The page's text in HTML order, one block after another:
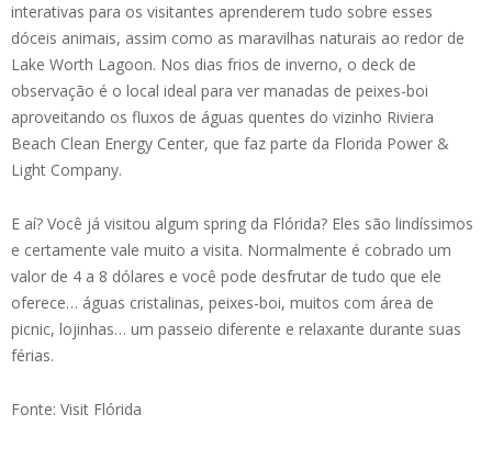
interativas para os visitantes aprenderem tudo sobre esses
dóceis animais, assim como as maravilhas naturais ao redor de
Lake Worth Lagoon. Nos dias frios de inverno, o deck de
observação é o local ideal para ver manadas de peixes-boi
aproveitando os fluxos de águas quentes do vizinho Riviera
Beach Clean Energy Center, que faz parte da Florida Power &
Light Company.
E aí? Você já visitou algum spring da Flórida? Eles são lindíssimos
e certamente vale muito a visita. Normalmente é cobrado um
valor de 4 a 8 dólares e você pode desfrutar de tudo que ele
oferece… águas cristalinas, peixes-boi, muitos com área de
picnic, lojinhas… um passeio diferente e relaxante durante suas
férias.
Fonte: Visit Flórida